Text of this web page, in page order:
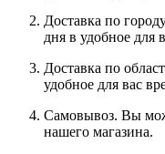
Доставка по
дня в удобное для
Доставка по
удобное для вас
Самовывоз. Вы
нашего магазина.